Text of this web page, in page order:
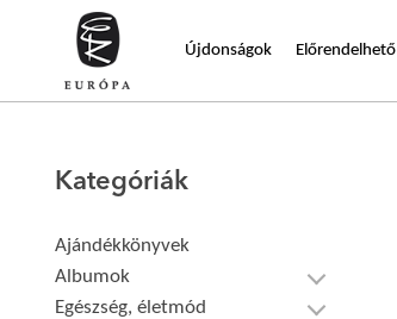
Újdonságok Előrendelhető
Kategóriák
Ajándékkönyvek
Albumok
Egészség, életmód